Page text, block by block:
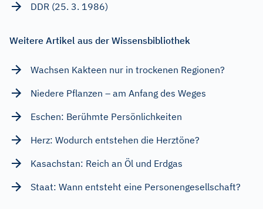
DDR (25. 3. 1986)
Weitere Artikel aus der Wissensbibliothek
Wachsen Kakteen nur in trockenen Regionen?
Niedere Pflanzen – am Anfang des Weges
Eschen: Berühmte Persönlichkeiten
Herz: Wodurch entstehen die Herztöne?
Kasachstan: Reich an Öl und Erdgas
Staat: Wann entsteht eine Personengesellschaft?